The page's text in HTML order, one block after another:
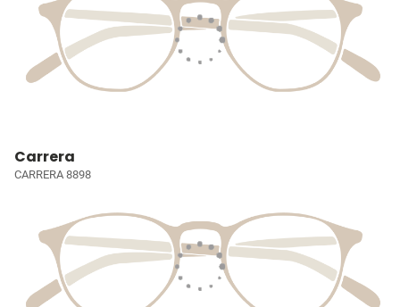
Carrera
CARRERA 8898